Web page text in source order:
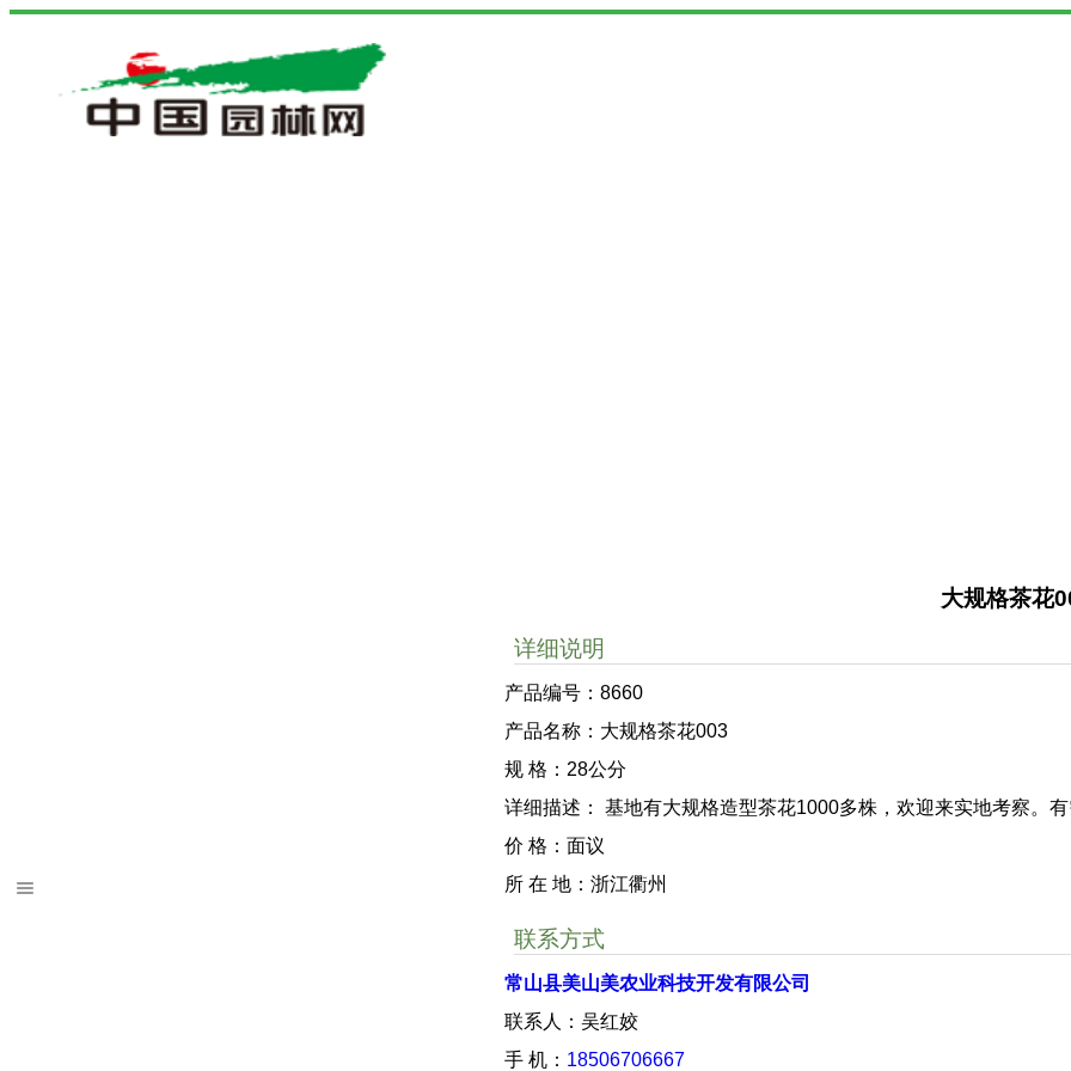
大规格茶花
详细说明
产品编号：8660
产品名称：大规格茶花003
规 格：28公分
详细描述： 基地有大规格造型茶花1000多株，欢迎来实地考察。
价 格：面议
所 在 地：浙江衢州
联系方式
常山县美山美农业科技开发有限公司
联系人：吴红姣
手 机： 18506706667